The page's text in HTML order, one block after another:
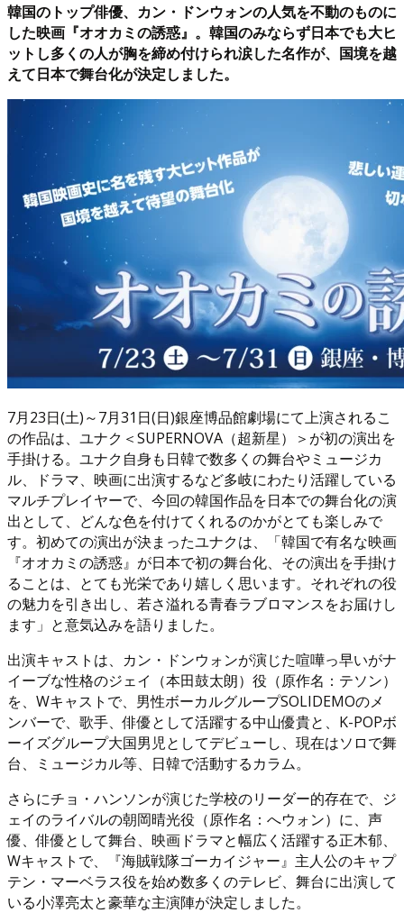
韓国のトップ俳優、カン・ドンウォンの人気を不動のものに
した映画『オオカミの誘惑』。韓国のみならず日本でも大ヒ
ットし多くの人が胸を締め付けられ涙した名作が、国境を越
えて日本で舞台化が決定しました。
7月23日(土)～7月31日(日)銀座博品館劇場にて上演されるこ
の作品は、ユナク＜SUPERNOVA（超新星）＞が初の演出を
手掛ける。ユナク自身も日韓で数多くの舞台やミュージカ
ル、ドラマ、映画に出演するなど多岐にわたり活躍している
マルチプレイヤーで、今回の韓国作品を日本での舞台化の演
出として、どんな色を付けてくれるのかがとても楽しみで
す。初めての演出が決まったユナクは、「韓国で有名な映画
『オオカミの誘惑』が日本で初の舞台化、その演出を手掛け
ることは、とても光栄であり嬉しく思います。それぞれの役
の魅力を引き出し、若さ溢れる青春ラブロマンスをお届けし
ます」と意気込みを語りました。
出演キャストは、カン・ドンウォンが演じた喧嘩っ早いがナ
イーブな性格のジェイ（本田鼓太朗）役（原作名：テソン）
を、Wキャストで、男性ボーカルグループSOLIDEMOのメ
ンバーで、歌手、俳優として活躍する中山優貴と、K-POPボ
ーイズグループ大国男児としてデビューし、現在はソロで舞
台、ミュージカル等、日韓で活動するカラム。
さらにチョ・ハンソンが演じた学校のリーダー的存在で、ジ
ェイのライバルの朝岡晴光役（原作名：へウォン）に、声
優、俳優として舞台、映画ドラマと幅広く活躍する正木郁、
Wキャストで、『海賊戦隊ゴーカイジャー』主人公のキャプ
テン・マーベラス役を始め数多くのテレビ、舞台に出演して
いる小澤亮太と豪華な主演陣が決定しました。